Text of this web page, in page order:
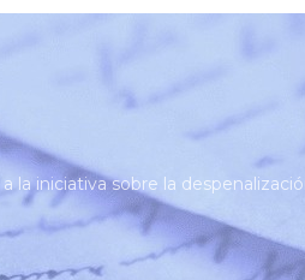
iniciativa sobre la